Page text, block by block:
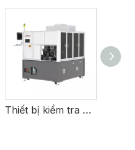
Thiết bị kiểm tra khuyết tật mỹ phẩm DBC